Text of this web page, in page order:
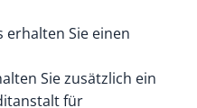
erhalten Sie einen
Sie zusätzlich ein
für